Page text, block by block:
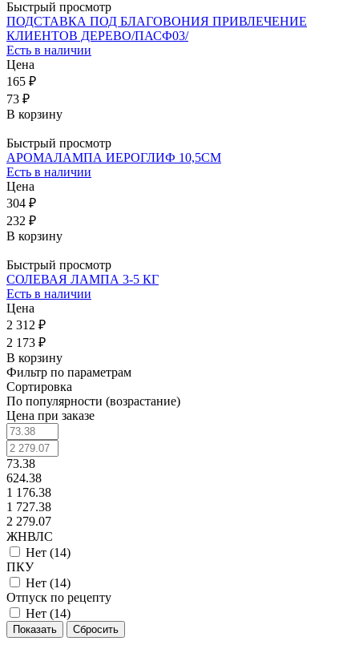
Быстрый просмотр
ПОДСТАВКА ПОД БЛАГОВОНИЯ ПРИВЛЕЧЕНИЕ
КЛИЕНТОВ ДЕРЕВО/ПАСФ03/
Есть в наличии
Цена
165 ₽
73 ₽
В корзину
Быстрый просмотр
АРОМАЛАМПА ИЕРОГЛИФ 10,5СМ
Есть в наличии
Цена
304 ₽
232 ₽
В корзину
Быстрый просмотр
СОЛЕВАЯ ЛАМПА 3-5 КГ
Есть в наличии
Цена
2 312 ₽
2 173 ₽
В корзину
Фильтр по параметрам
Сортировка
По популярности (возрастание)
Цена при заказе
73.38
624.38
1 176.38
1 727.38
2 279.07
ЖНВЛС
Нет (14)
ПКУ
Нет (14)
Отпуск по рецепту
Нет (14)
Сбросить